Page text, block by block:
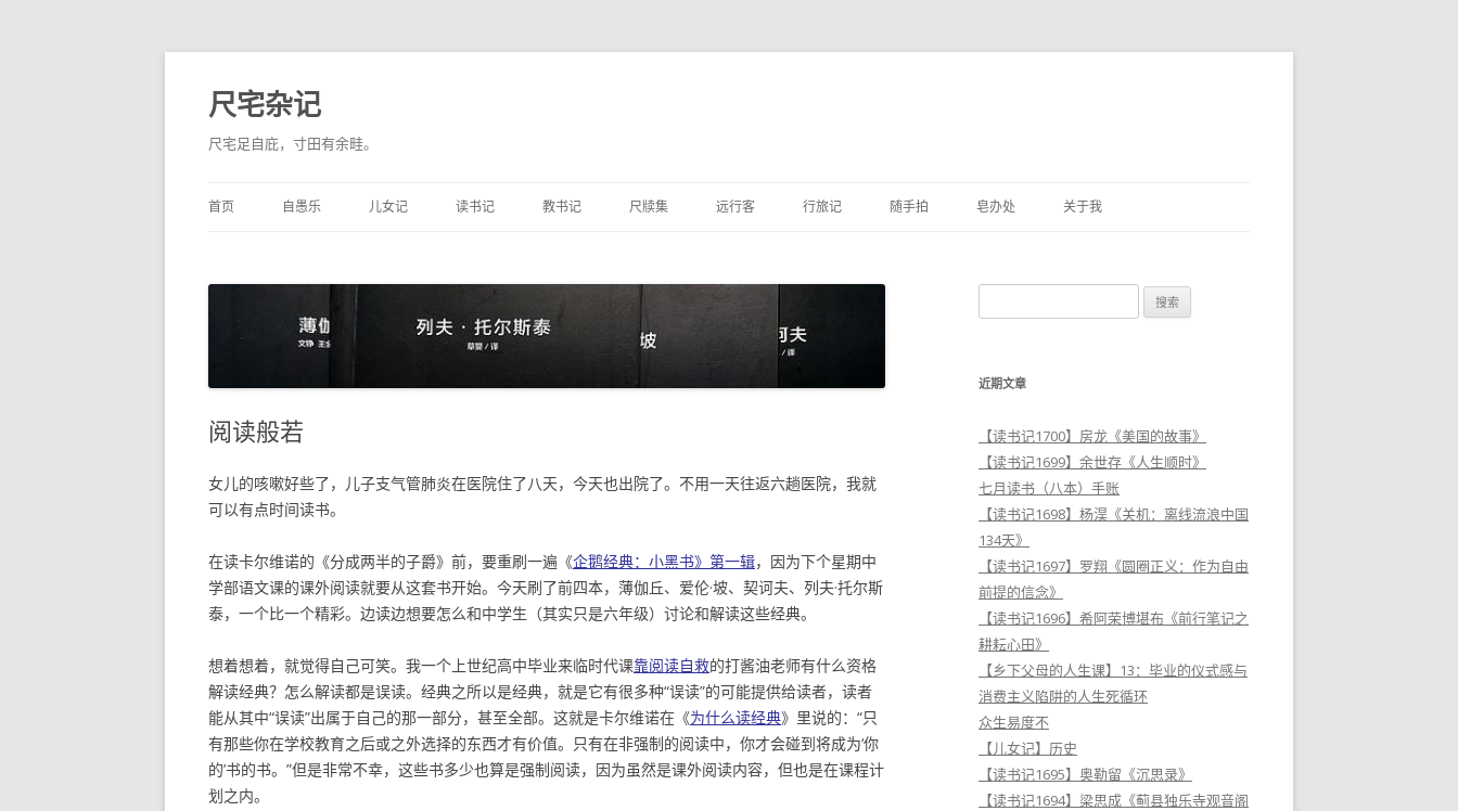
尺宅杂记
尺宅足自庇，寸田有余畦。
至
正
首页 自愚乐 儿女记 读书记 教书记 尺牍集 远行客 行旅记 随手拍 皂办处 关于我
阅读般若
女儿的咳嗽好些了，儿子支气管肺炎在医院住了八天，今天也出院了。不用一天往返六趟医院，我就
可以有点时间读书。
在读卡尔维诺的《分成两半的子爵》前，要重刷一遍《企鹅经典：小黑书》第一辑，因为下个星期中
学部语文课的课外阅读就要从这套书开始。今天刷了前四本，薄伽丘、爱伦·坡、契诃夫、列夫·托尔斯
泰，一个比一个精彩。边读边想要怎么和中学生（其实只是六年级）讨论和解读这些经典。
想着想着，就觉得自己可笑。我一个上世纪高中毕业来临时代课靠阅读自救的打酱油老师有什么资格
解读经典？怎么解读都是误读。经典之所以是经典，就是它有很多种“误读”的可能提供给读者，读者
能从其中“误读”出属于自己的那一部分，甚至全部。这就是卡尔维诺在《为什么读经典》里说的：“只
有那些你在学校教育之后或之外选择的东西才有价值。只有在非强制的阅读中，你才会碰到将成为‘你
的’书的书。”但是非常不幸，这些书多少也算是强制阅读，因为虽然是课外阅读内容，但也是在课程计
划之内。
索
近期文章
【读书记1700】房龙《美国的故事》
【读书记1699】余世存《人生顺时》
七月读书（八本）手账
【读书记1698】杨淏《关机：离线流浪中国
134天》
【读书记1697】罗翔《圆圈正义：作为自由
前提的信念》
【读书记1696】希阿荣博堪布《前行笔记之
耕耘心田》
【乡下父母的人生课】13：毕业的仪式感与
消费主义陷阱的人生死循环
众生易度不
【儿女记】历史
【读书记1695】奥勒留《沉思录》
【读书记1694】梁思成《蓟县独乐寺观音阁